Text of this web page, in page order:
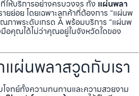
ห้บริการอย่างครบวงจร ทั้ง แผ่นพลา
ายย่อย โดยเฉพาะลูกค้าที่ต้องการ “แผ่นพ
ภาพระดับเกรด A พร้อมบริการ “แผ่นพ
อคุณได้ไม่ว่าคุณอยู่ในจังหวัดใดของ
แผ่นพลาสวูดกับเรา
จทย์ทั้งความทนทานและความสวยงาม